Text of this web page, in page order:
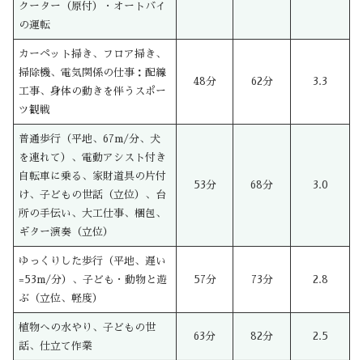
クーター（原付）・オートバイ
の運転
カーペット掃き、フロア掃き、
掃除機、電気関係の仕事：配線
工事、身体の動きを伴うスポー
ツ観戦
48分 62分 3.3
普通歩行（平地、67m/分、犬
を連れて）、電動アシスト付き
自転車に乗る、家財道具の片付
け、子どもの世話（立位）、台
所の手伝い、大工仕事、梱包、
ギター演奏（立位）
53分 68分 3.0
ゆっくりした歩行（平地、遅い
=53m/分）、子ども・動物と遊
ぶ（立位、軽度）
57分 73分 2.8
植物への水やり、子どもの世
話、仕立て作業
63分 82分 2.5